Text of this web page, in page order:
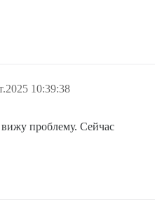
10:39:38
проблему. Сейчас